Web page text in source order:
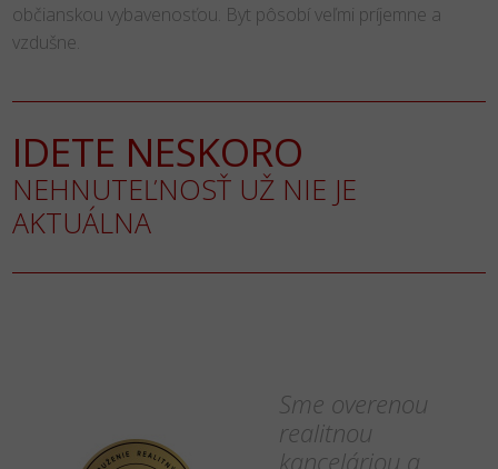
občianskou vybavenosťou. Byt pôsobí veľmi príjemne a
vzdušne.
IDETE NESKORO
NEHNUTEĽNOSŤ UŽ NIE JE
AKTUÁLNA
Sme overenou
realitnou
kanceláriou a